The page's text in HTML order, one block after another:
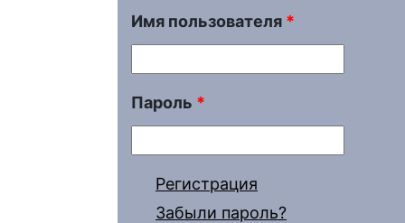
Имя пользователя *
Пароль *
Регистрация
Забыли пароль?